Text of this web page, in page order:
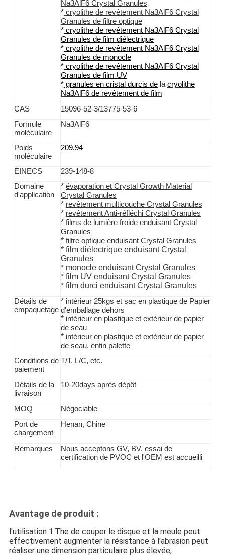
Na3AlF6Crystal Granules
* cryolithede revêtement Na3AlF6Crystal
Granules defiltreoptique
* cryolithede revêtement Na3AlF6Crystal
Granules defilm diélectrique
* cryolithede revêtement Na3AlF6Crystal
Granules de monocle
* cryolithede revêtement Na3AlF6Crystal
Granules defilm UV
*granules en cristal durcis dela cryolithe
Na3AlF6derevêtement de film
CAS
15096-52-3/13775-53-6
Formule
moléculaire
Na3AlF6
Poids
moléculaire
209,94
EINECS
239-148-8
Domaine
d'application
* évaporation et Crystal Growth Material
Crystal Granules
* revêtement multicouche Crystal Granules
* revêtement Anti-réfléchi Crystal Granules
* films de lumière froide enduisant Crystal
Granules
*filtre optique enduisant Crystal Granules
*film diélectrique enduisant Crystal
Granules
*monocle enduisant Crystal Granules
*film UV enduisant Crystal Granules
*film durci enduisant Crystal Granules
Détails de
empaquetage
*intérieur 25kgs et sac en plastique de Papier
d'emballage dehors
*intérieur en plastique et extérieur de papier
de seau
*intérieur en plastique et extérieur de papier
de seau, enfin palette
Conditions de
paiement
T/T, L/C, etc.
Détails dela
livraison
10-20days après dépôt
MOQ
Négociable
Port de
chargement
Henan, Chine
Remarques
Nous acceptons GV, BV, essai de
certification de PVOC et l'OEM est accueilli
Avantage de produit :
l'utilisation 1.The de couper le disque et la meule peut
effectivement augmenter la résistance à l'abrasion peut
réaliser une dimension particulaire plus élevée,